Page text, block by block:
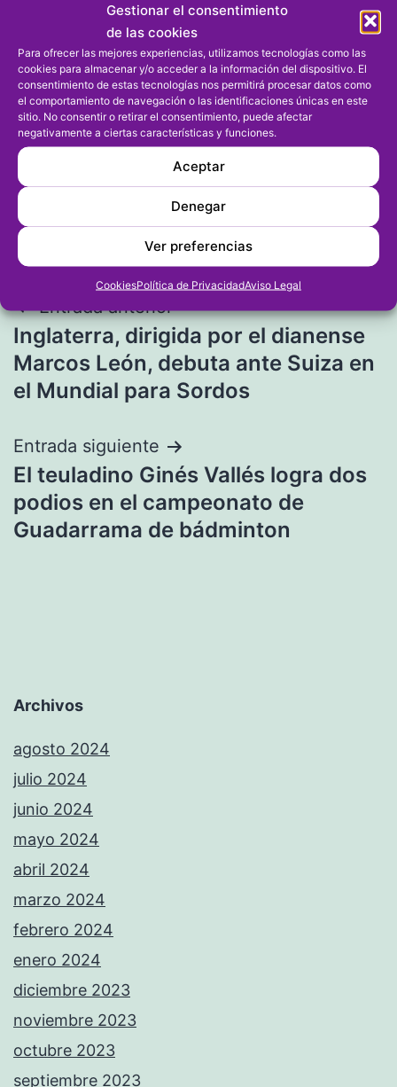
Gestionar el consentimiento
de las cookies
Para ofrecer las mejores experiencias, utilizamos tecnologías como las
cookies para almacenar y/o acceder a la información del dispositivo. El
consentimiento de estas tecnologías nos permitirá procesar datos como
el comportamiento de navegación o las identificaciones únicas en este
sitio. No consentir o retirar el consentimiento, puede afectar
negativamente a ciertas características y funciones.
Aceptar
Denegar
Ver preferencias
CookiesPolítica de PrivacidadAviso Legal
Web
Navegación
de
entradas
Entrada anterior
Inglaterra, dirigida por el dianense
Marcos León, debuta ante Suiza en
el Mundial para Sordos
Entrada siguiente
El teuladino Ginés Vallés logra dos
podios en el campeonato de
Guadarrama de bádminton
Archivos
agosto 2024
julio 2024
junio 2024
mayo 2024
abril 2024
marzo 2024
febrero 2024
enero 2024
diciembre 2023
noviembre 2023
octubre 2023
septiembre 2023